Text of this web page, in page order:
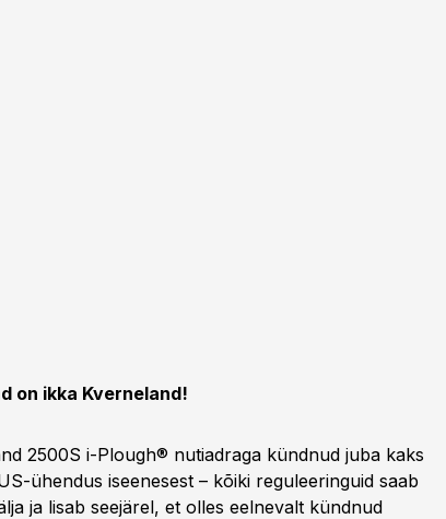
on ikka Kverneland!
2500S i-Plough® nutiadraga kündnud juba kaks
ühendus iseenesest – kõiki reguleeringuid saab
ja lisab seejärel, et olles eelnevalt kündnud